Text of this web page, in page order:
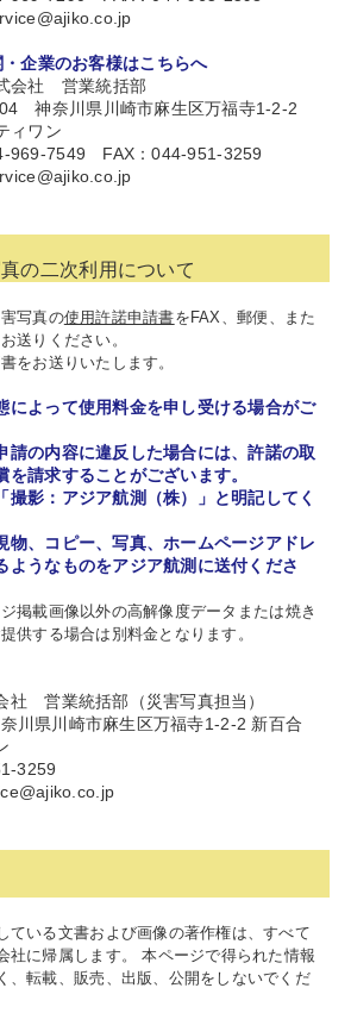
企業のお客様はこちらへ
会社 営業統括部
奈川県川崎市麻生区万福寺1‐2‐2
ィワン
7549 FAX：044-951-3259
の二次利用について
写真の使用許諾申請書をFAX、郵便、また
送りください。
をお送りいたします。
によって使用料金を申し受ける場合がご
請の内容に違反した場合には、許諾の取
を請求することがございます。
撮影：アジア航測（株）」と明記してく
物、コピー、写真、ホームページアドレ
ようなものをアジア航測に送付くださ
掲載画像以外の高解像度データまたは焼き
供する場合は別料金となります。
社 営業統括部（災害写真担当）
川県川崎市麻生区万福寺1-2-2 新百合
3259
ている文書および画像の著作権は、すべて
社に帰属します。 本ページで得られた情報
、転載、販売、出版、公開をしないでくだ